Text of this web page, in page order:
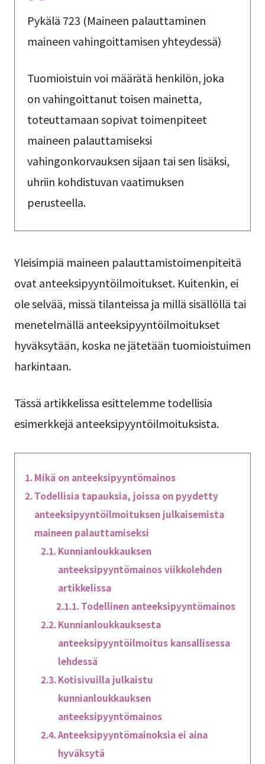
Pykälä 723 (Maineen palauttaminen
maineen vahingoittamisen yhteydessä)
Tuomioistuin voi määrätä henkilön, joka
on vahingoittanut toisen mainetta,
toteuttamaan sopivat toimenpiteet
maineen palauttamiseksi
vahingonkorvauksen sijaan tai sen lisäksi,
uhriin kohdistuvan vaatimuksen
perusteella.
Yleisimpiä maineen palauttamistoimenpiteitä
ovat anteeksipyyntöilmoitukset. Kuitenkin, ei
ole selvää, missä tilanteissa ja millä sisällöllä tai
menetelmällä anteeksipyyntöilmoitukset
hyväksytään, koska ne jätetään tuomioistuimen
harkintaan.
Tässä artikkelissa esittelemme todellisia
esimerkkejä anteeksipyyntöilmoituksista.
Mikä on anteeksipyyntömainos
Todellisia tapauksia, joissa on pyydetty
anteeksipyyntöilmoituksen julkaisemista
maineen palauttamiseksi
Kunnianloukkauksen
anteeksipyyntömainos viikkolehden
artikkelissa
Todellinen anteeksipyyntömainos
Kunnianloukkauksesta
anteeksipyyntöilmoitus kansallisessa
lehdessä
Kotisivuilla julkaistu
kunnianloukkauksen
anteeksipyyntömainos
Anteeksipyyntömainoksia ei aina
hyväksytä